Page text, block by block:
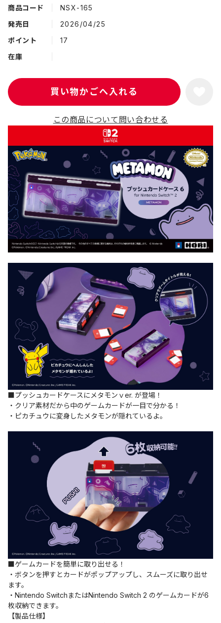
商品コード
NSX-165
発売日
2026/04/25
ポイント
17
在庫
この商品について問い合わせる
■プッシュカードケースにメタモンｖer. が登場！
・クリア素材だから中のゲームカードが一目で分かる！
・ピカチュウに変身したメタモンが隠れているよ。
■ゲームカードを簡単に取り出せる！
・ボタンを押すとカードがポップアップし、スムーズに取り出せ
ます。
・Nintendo SwitchまたはNintendo Switch 2 のゲームカードが6
枚収納できます。
【製品仕様】